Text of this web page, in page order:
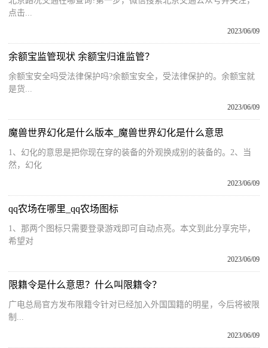
点击...
2023/06/09
余额宝监管现状 余额宝归谁监管？
余额宝安全吗受法律保护吗?余额宝安全，受法律保护的。余额宝就
是货...
2023/06/09
魔兽世界幻化是什么版本_魔兽世界幻化是什么意思
1、幻化的意思是把你现在穿的装备的外观换成别的装备的。2、当
然，幻化
2023/06/09
qq农场在哪里_qq农场图标
1、那两个图标只需要登录游戏即可自动点亮。本文到此分享完毕，
希望对
2023/06/09
限籍令是什么意思？什么叫限籍令？
广电总局官方发布限籍令针对已经加入外国国籍的明星，今后将被限
制...
2023/06/09